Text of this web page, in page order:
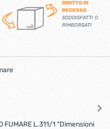
DIRITTO DI
RECESSO
SODDISFATTI O
RIMBORSATI
FUMARE L.311/1 "Dimensioni